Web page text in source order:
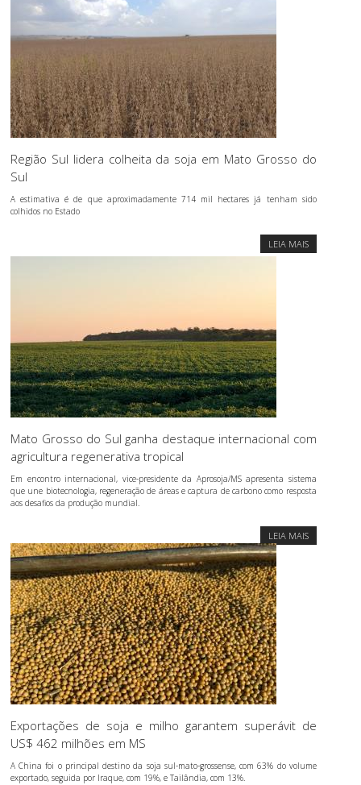
Região Sul lidera colheita da soja em Mato Grosso do
Sul
A estimativa é de que aproximadamente 714 mil hectares já tenham sido
colhidos no Estado
LEIA MAIS
Mato Grosso do Sul ganha destaque internacional com
agricultura regenerativa tropical
Em encontro internacional, vice-presidente da Aprosoja/MS apresenta sistema
que une biotecnologia, regeneração de áreas e captura de carbono como resposta
aos desafios da produção mundial.
LEIA MAIS
Exportações de soja e milho garantem superávit de
US$ 462 milhões em MS
A China foi o principal destino da soja sul-mato-grossense, com 63% do volume
exportado, seguida por Iraque, com 19%, e Tailândia, com 13%.